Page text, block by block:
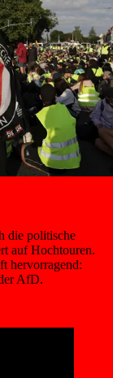
die politische
auf Hochtouren.
hervorragend:
AfD.